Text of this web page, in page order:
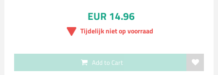
EUR 14.96
Tijdelijk niet op voorraad
Add to Cart